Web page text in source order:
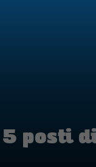
5 posti